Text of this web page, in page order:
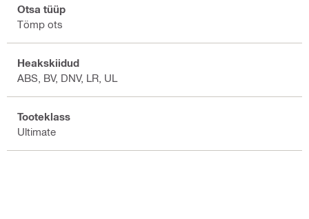
Otsa tüüp
Tömp ots
Heakskiidud
ABS, BV, DNV, LR, UL
Tooteklass
Ultimate